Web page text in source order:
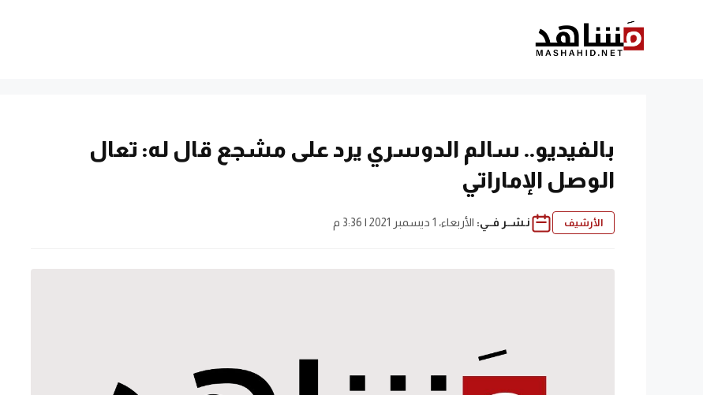
بالفيديو.. سالم الدوسري يرد على مشجع قال له: تعال
الوصل الإماراتي
الأرشيف نـشــر فــي: الأربعاء، 1 ديسمبر 2021 | 3:36 م